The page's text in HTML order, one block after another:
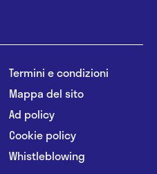
Termini e condizioni
Mappa del sito
Ad policy
Cookie policy
Whistleblowing